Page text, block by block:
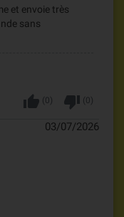
et envoie très
sans
thumb_up (0 ) thumb_down (0 )
03/07/2026